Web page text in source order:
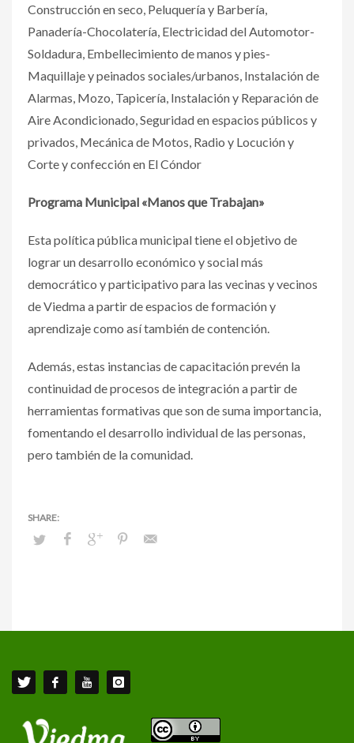
Construcción en seco, Peluquería y Barbería,
Panadería-Chocolatería, Electricidad del Automotor-
Soldadura, Embellecimiento de manos y pies-
Maquillaje y peinados sociales/urbanos, Instalación de
Alarmas, Mozo, Tapicería, Instalación y Reparación de
Aire Acondicionado, Seguridad en espacios públicos y
privados, Mecánica de Motos, Radio y Locución y
Corte y confección en El Cóndor
Programa Municipal «Manos que Trabajan»
Esta política pública municipal tiene el objetivo de
lograr un desarrollo económico y social más
democrático y participativo para las vecinas y vecinos
de Viedma a partir de espacios de formación y
aprendizaje como así también de contención.
Además, estas instancias de capacitación prevén la
continuidad de procesos de integración a partir de
herramientas formativas que son de suma importancia,
fomentando el desarrollo individual de las personas,
pero también de la comunidad.